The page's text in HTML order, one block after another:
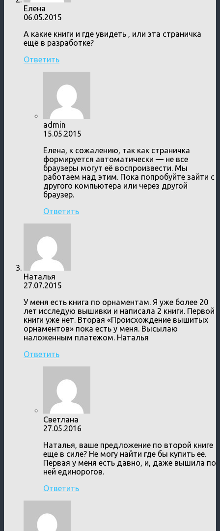
Елена
06.05.2015
А какие книги и где увидеть , или эта страничка
ещё в разработке?
Ответить
admin
15.05.2015
Елена, к сожалению, так как страничка
формируется автоматически — не все
браузеры могут её воспроизвести. Мы
работаем над этим. Пока попробуйте зайти с
другого компьютера или через другой
браузер.
Ответить
Наталья
27.07.2015
У меня есть книга по орнаментам. Я уже более 20
лет исследую вышивки и написала 2 книги. Первой
книги уже нет. Вторая «Происхождение вышитых
орнаментов» пока есть у меня. Высылаю
наложенным платежом. Наталья
Ответить
Светлана
27.05.2016
Наталья, ваше предложение по второй книге
еще в силе? Не могу найти где бы купить ее.
Первая у меня есть давно, и, даже вышила по
ней единорогов.
Ответить